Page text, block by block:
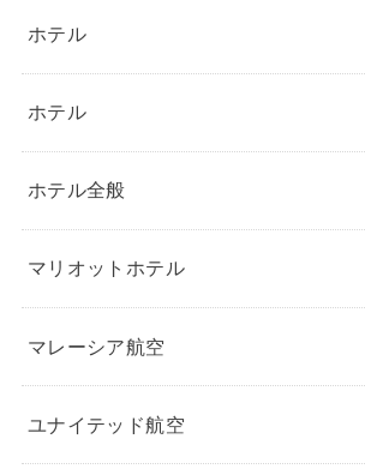
ホテル
ホテル
ホテル全般
マリオットホテル
マレーシア航空
ユナイテッド航空